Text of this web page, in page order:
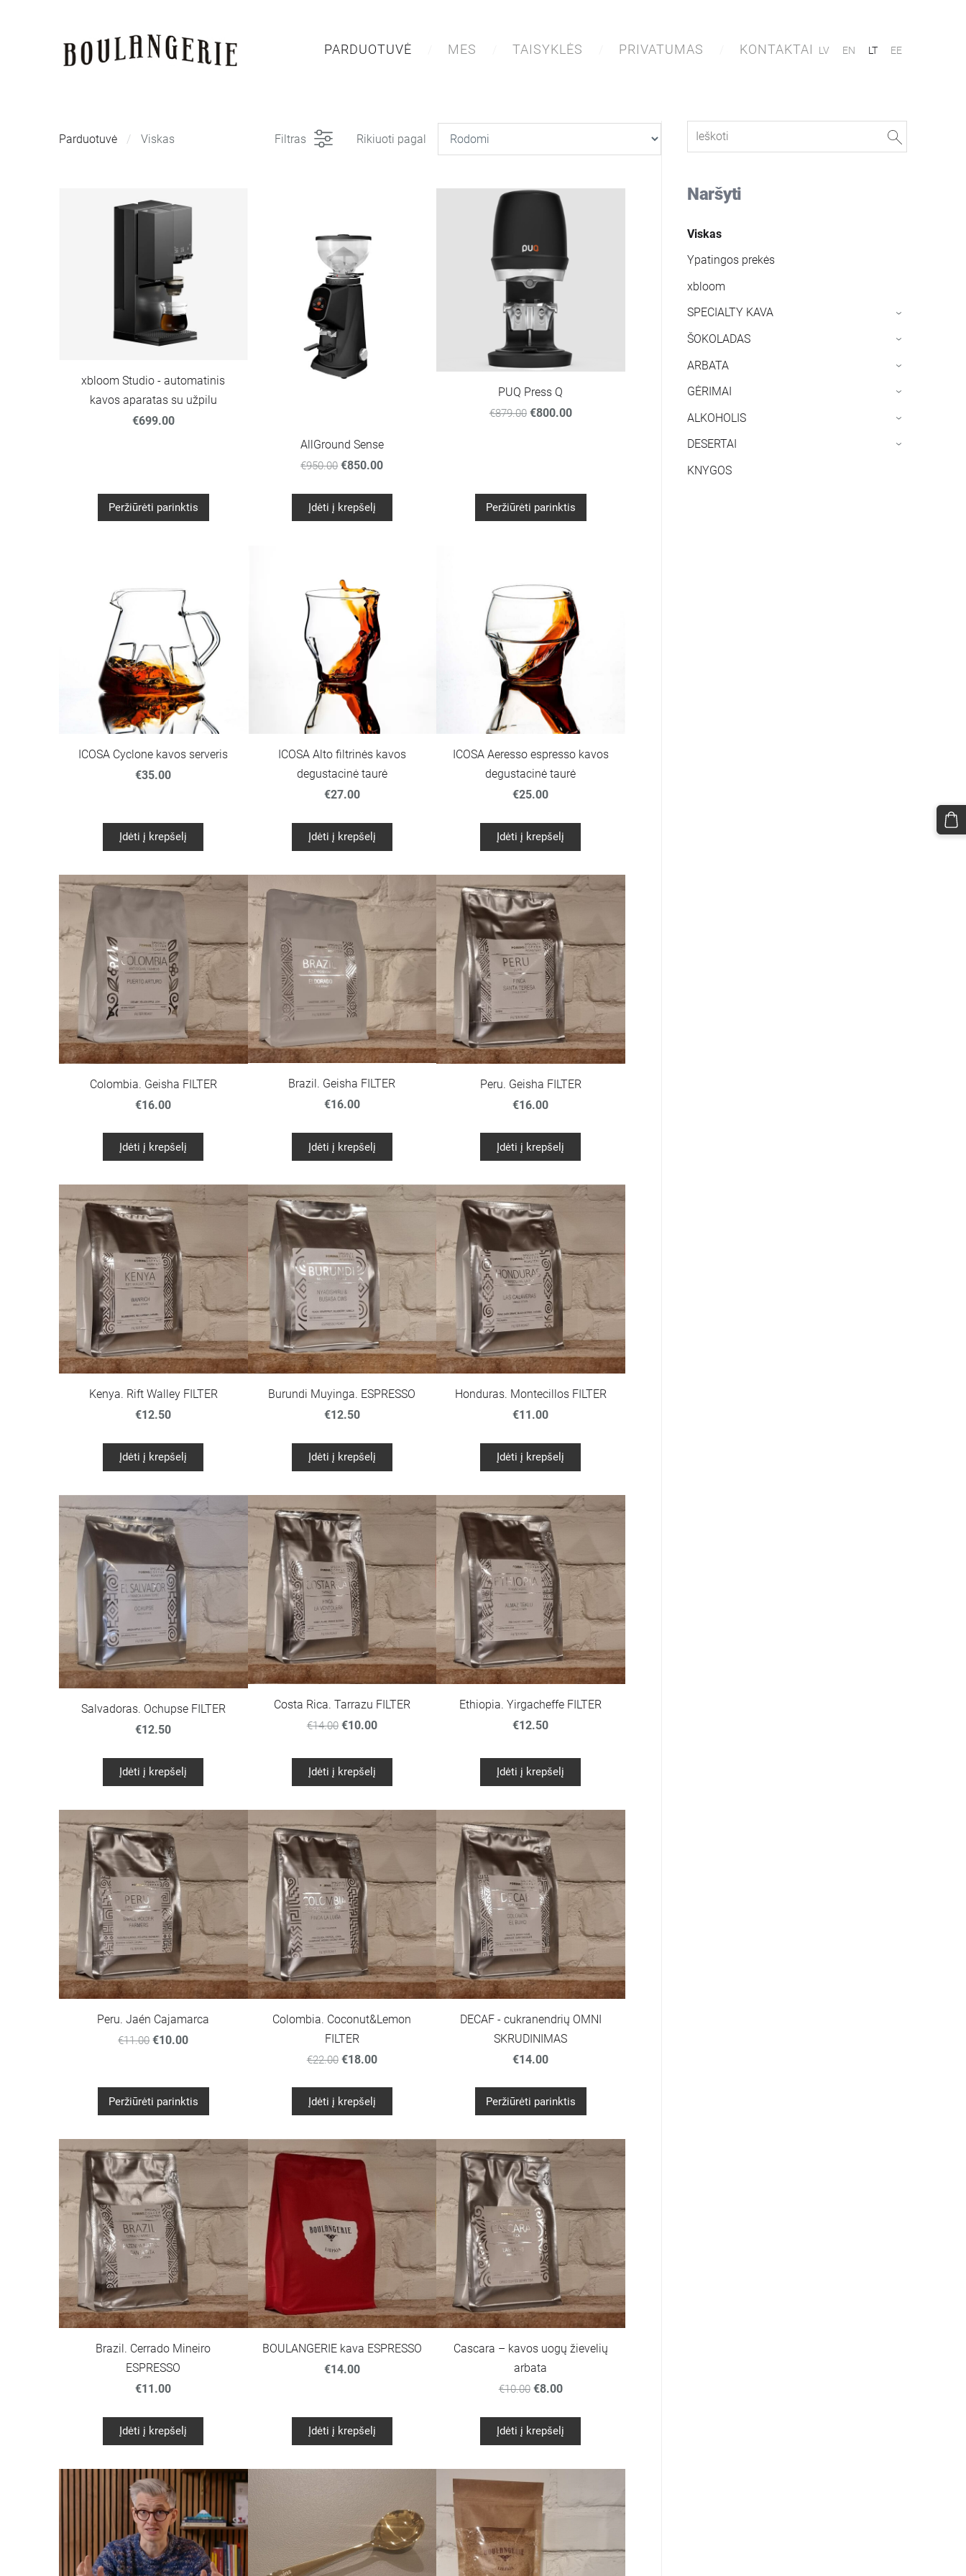
PARDUOTUVĖ MES TAISYKLĖS PRIVATUMAS KONTAKTAI LV EN LT EE
Naršyti
Viskas
Ypatingos prekės
xbloom
SPECIALTY KAVA
›
ŠOKOLADAS ›
ARBATA ›
GĖRIMAI ›
ALKOHOLIS ›
DESERTAI ›
KNYGOS
Parduotuvė Viskas Filtras Rikiuoti pagal
xbloom Studio - automatinis
kavos aparatas su užpilu
€699.00
Peržiūrėti parinktis
AllGround Sense
€950.00 €850.00
Įdėti į krepšelį
PUQ Press Q
€879.00 €800.00
Peržiūrėti parinktis
ICOSA Cyclone kavos serveris
€35.00
Įdėti į krepšelį
ICOSA Alto filtrinės kavos
degustacinė taurė
€27.00
Įdėti į krepšelį
ICOSA Aeresso espresso kavos
degustacinė taurė
€25.00
Įdėti į krepšelį
Colombia. Geisha FILTER
€16.00
Įdėti į krepšelį
Brazil. Geisha FILTER
€16.00
Įdėti į krepšelį
Peru. Geisha FILTER
€16.00
Įdėti į krepšelį
Kenya. Rift Walley FILTER
€12.50
Įdėti į krepšelį
Burundi Muyinga. ESPRESSO
€12.50
Įdėti į krepšelį
Honduras. Montecillos FILTER
€11.00
Įdėti į krepšelį
Salvadoras. Ochupse FILTER
€12.50
Įdėti į krepšelį
Costa Rica. Tarrazu FILTER
€14.00 €10.00
Įdėti į krepšelį
Ethiopia. Yirgacheffe FILTER
€12.50
Įdėti į krepšelį
Peru. Jaén Cajamarca
€11.00 €10.00
Peržiūrėti parinktis
Colombia. Coconut&Lemon
FILTER
€22.00 €18.00
Įdėti į krepšelį
DECAF - cukranendrių OMNI
SKRUDINIMAS
€14.00
Peržiūrėti parinktis
Brazil. Cerrado Mineiro
ESPRESSO
€11.00
Įdėti į krepšelį
BOULANGERIE kava ESPRESSO
€14.00
Įdėti į krepšelį
Cascara – kavos uogų žievelių
arbata
€10.00 €8.00
Įdėti į krepšelį